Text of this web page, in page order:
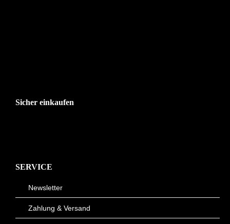
Sicher einkaufen
SERVICE
Newsletter
Zahlung & Versand